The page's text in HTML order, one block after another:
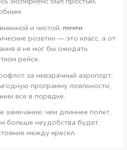
и чистой,почти
розетки — это класс, а от
я не мог бы ожидать
рейсе.
за невзрачный аэропорт,
программу лояльности,
все в порядке.
замечание: чем длиннее полет,
больше неудобства будет
между кресел.